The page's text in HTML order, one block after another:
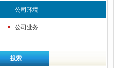
公司环境
公司业务
搜索